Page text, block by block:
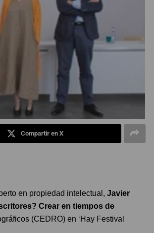
Compartir en X
en propiedad intelectual, Javier
Crear en tiempos de
(CEDRO) en ‘Hay Festival